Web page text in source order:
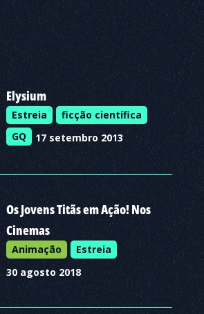
Elysium
Estreia
ficção científica
GQ
17 setembro 2013
Os Jovens Titãs em Ação! Nos
Cinemas
Animação
Estreia
30 agosto 2018